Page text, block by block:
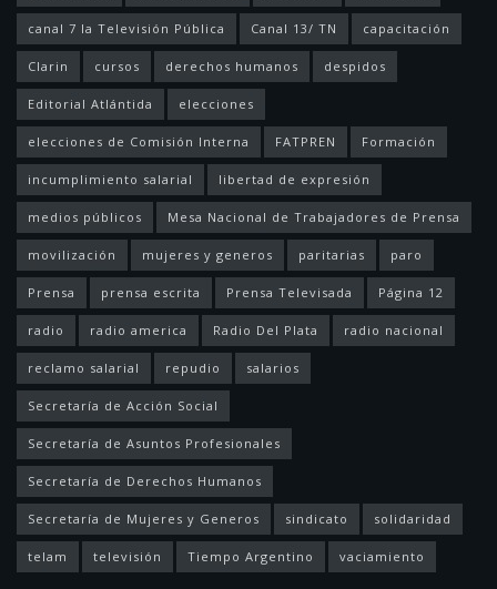
canal 7 la Televisión Pública Canal 13/ TN capacitación
Clarin cursos derechos humanos despidos
Editorial Atlántida elecciones
elecciones de Comisión Interna FATPREN Formación
incumplimiento salarial libertad de expresión
medios públicos Mesa Nacional de Trabajadores de Prensa
movilización mujeres y generos paritarias paro
Prensa prensa escrita Prensa Televisada Página 12
radio radio america Radio Del Plata radio nacional
reclamo salarial repudio salarios
Secretaría de Acción Social
Secretaría de Asuntos Profesionales
Secretaría de Derechos Humanos
Secretaría de Mujeres y Generos sindicato solidaridad
telam televisión Tiempo Argentino vaciamiento